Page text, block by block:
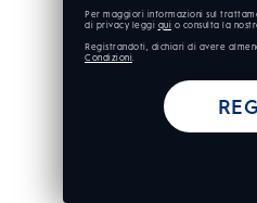
Per maggiori informazioni sul
di privacy leggi qui o consulta la
Registrandoti, dichiari di avere
Condizioni.